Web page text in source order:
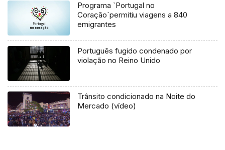
Programa `Portugal no
Coração`permitiu viagens a 840
emigrantes
Português fugido condenado por
violação no Reino Unido
Trânsito condicionado na Noite do
Mercado (vídeo)